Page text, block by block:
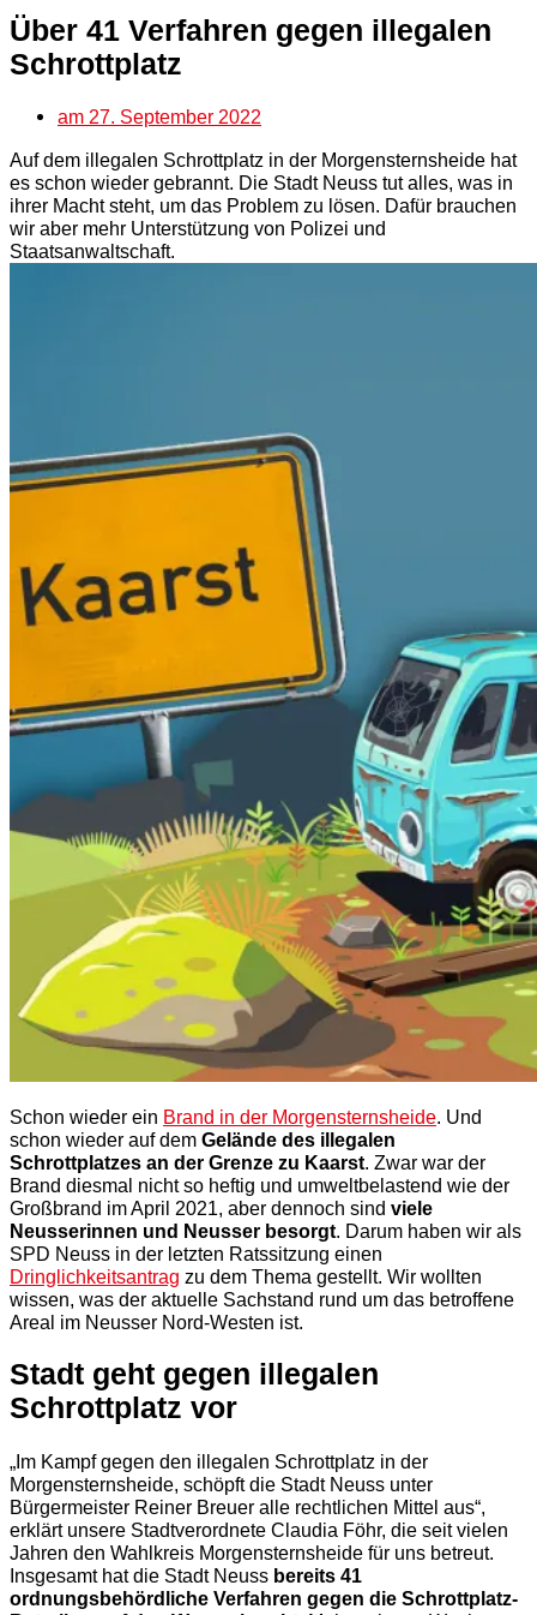
Über 41 Verfahren gegen illegalen
Schrottplatz
am 27. September 2022
Auf dem illegalen Schrottplatz in der Morgensternsheide hat
es schon wieder gebrannt. Die Stadt Neuss tut alles, was in
ihrer Macht steht, um das Problem zu lösen. Dafür brauchen
wir aber mehr Unterstützung von Polizei und
Staatsanwaltschaft.
Schon wieder ein Brand in der Morgensternsheide. Und
schon wieder auf dem Gelände des illegalen
Schrottplatzes an der Grenze zu Kaarst. Zwar war der
Brand diesmal nicht so heftig und umweltbelastend wie der
Großbrand im April 2021, aber dennoch sind viele
Neusserinnen und Neusser besorgt. Darum haben wir als
SPD Neuss in der letzten Ratssitzung einen
Dringlichkeitsantrag zu dem Thema gestellt. Wir wollten
wissen, was der aktuelle Sachstand rund um das betroffene
Areal im Neusser Nord-Westen ist.
Stadt geht gegen illegalen
Schrottplatz vor
„Im Kampf gegen den illegalen Schrottplatz in der
Morgensternsheide, schöpft die Stadt Neuss unter
Bürgermeister Reiner Breuer alle rechtlichen Mittel aus“,
erklärt unsere Stadtverordnete Claudia Föhr, die seit vielen
Jahren den Wahlkreis Morgensternsheide für uns betreut.
Insgesamt hat die Stadt Neuss bereits 41
ordnungsbehördliche Verfahren gegen die Schrottplatz-